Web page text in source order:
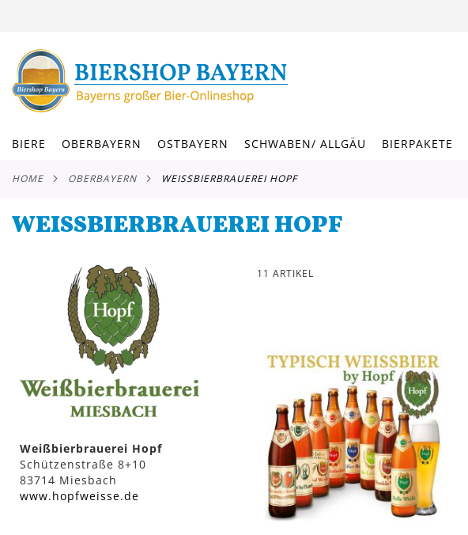
INHALT
BIERE OBERBAYERN OSTBAYERN SCHWABEN/ ALLGÄU BIERPAKETE
HOME OBERBAYERN WEISSBIERBRAUEREI HOPF
WEISSBIERBRAUEREI HOPF
11 ARTIKEL
Weißbierbrauerei Hopf
Schützenstraße 8+10
83714 Miesbach
www.hopfweisse.de